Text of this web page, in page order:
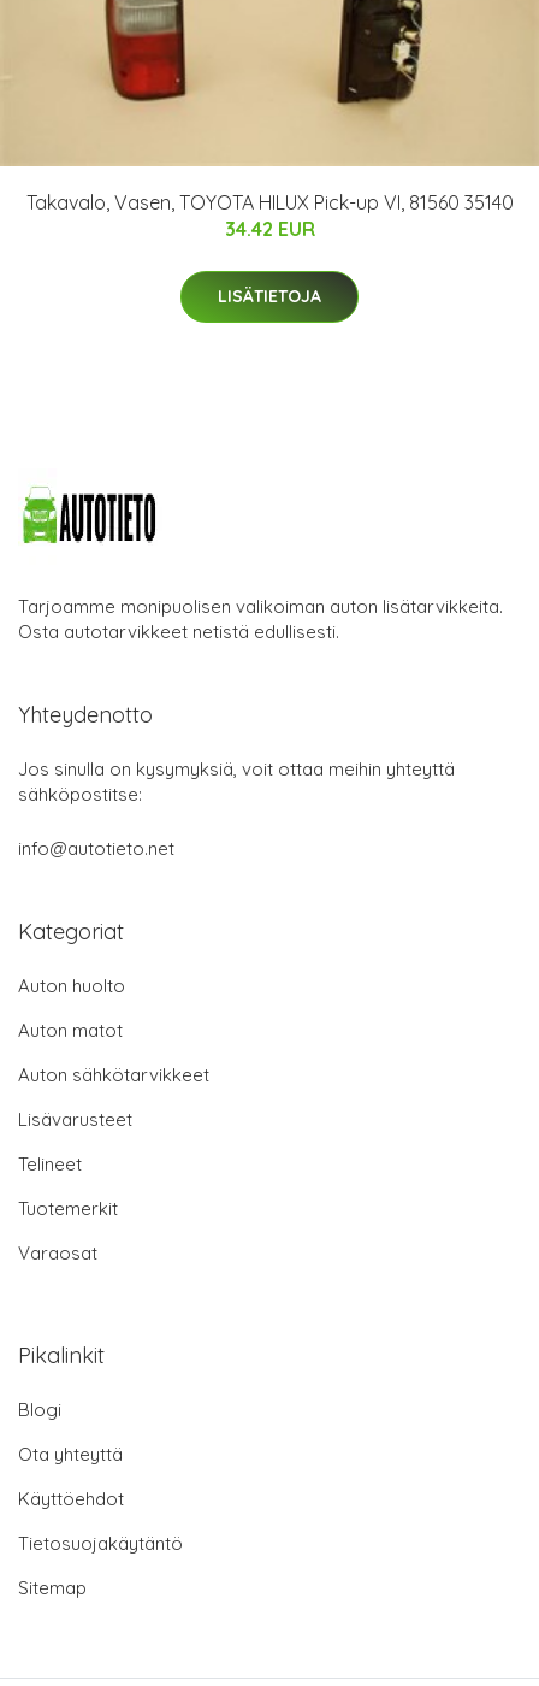
Takavalo, Vasen, TOYOTA HILUX Pick-up VI, 81560 35140
34.42 EUR
LISÄTIETOJA
Tarjoamme monipuolisen valikoiman auton lisätarvikkeita.
Osta autotarvikkeet netistä edullisesti.
Yhteydenotto
Jos sinulla on kysymyksiä, voit ottaa meihin yhteyttä
sähköpostitse:
info@autotieto.net
Kategoriat
Auton huolto
Auton matot
Auton sähkötarvikkeet
Lisävarusteet
Telineet
Tuotemerkit
Varaosat
Pikalinkit
Blogi
Ota yhteyttä
Käyttöehdot
Tietosuojakäytäntö
Sitemap